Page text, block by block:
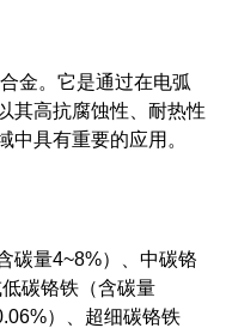
金。 它是通过在电弧
其高抗腐蚀性、耐热性
中具有重要的应用。
碳量4~8%）、中碳铬
碳铬铁（含碳量
）、超细碳铬铁